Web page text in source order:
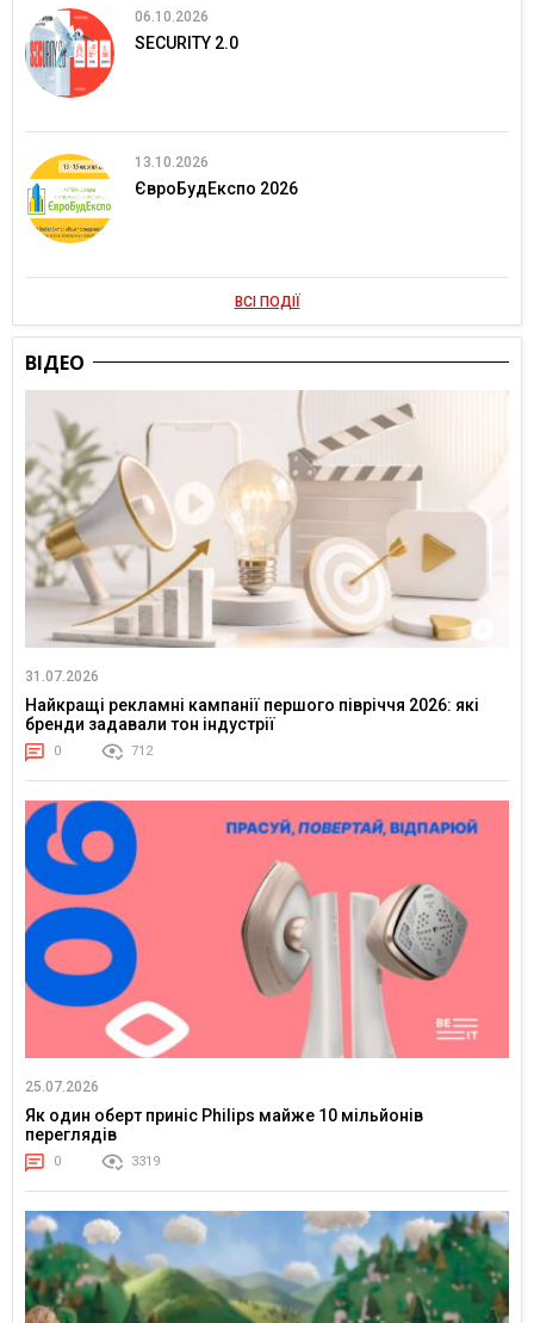
06.10.2026
SECURITY 2.0
13.10.2026
ЄвроБудЕкспо 2026
ВСІ ПОДІЇ
ВІДЕО
31.07.2026
Найкращі рекламні кампанії першого півріччя 2026: які
бренди задавали тон індустрії
0 712
25.07.2026
Як один оберт приніс Philips майже 10 мільйонів
переглядів
0 3319